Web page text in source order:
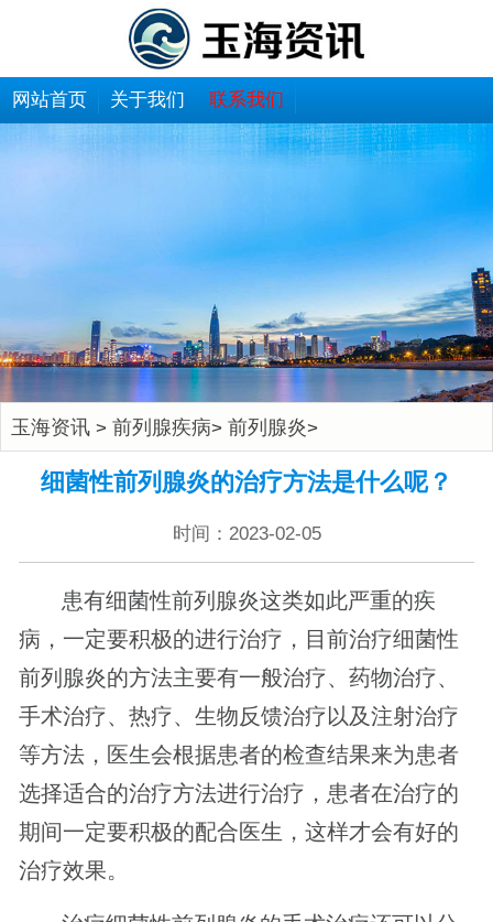
网站首页 关于我们 联系我们
玉海资讯> 前列腺疾病> 前列腺炎>
细菌性前列腺炎的治疗方法是什么呢？
时间：2023-02-05
患有细菌性前列腺炎这类如此严重的疾
病，一定要积极的进行治疗，目前治疗细菌性
前列腺炎的方法主要有一般治疗、药物治疗、
手术治疗、热疗、生物反馈治疗以及注射治疗
等方法，医生会根据患者的检查结果来为患者
选择适合的治疗方法进行治疗，患者在治疗的
期间一定要积极的配合医生，这样才会有好的
治疗效果。